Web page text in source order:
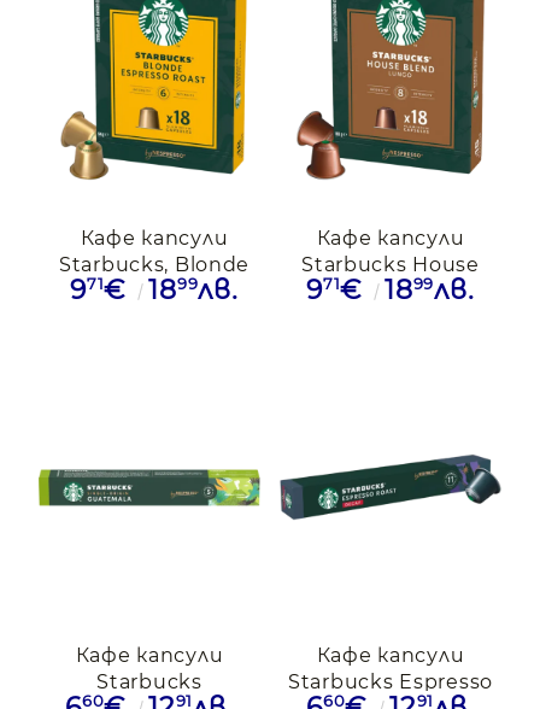
Кафе капсули
Starbucks, Blonde
Espresso
971€ 1899лв.
Кафе капсули
Starbucks House
Blend за Nespresso,
971€ 1899лв.
Кафе капсули
Starbucks
60 91
Кафе капсули
Starbucks Espresso
60 91